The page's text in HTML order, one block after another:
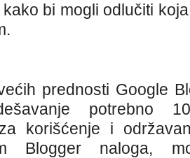
bi mogli odlučiti
prednosti Google
potrebno
korišćenje i
Blogger naloga,